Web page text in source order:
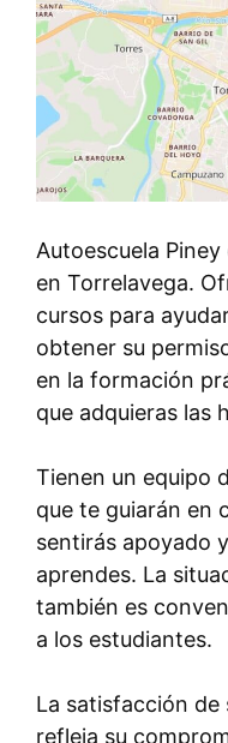
Autoescuela
en Torrelavega.
cursos para
obtener su
en la formación
que adquieras las
Tienen un equipo
que te guiarán en
sentirás apoyado
aprendes. La
también es
a los estudiantes.
La satisfacción de
refleja su